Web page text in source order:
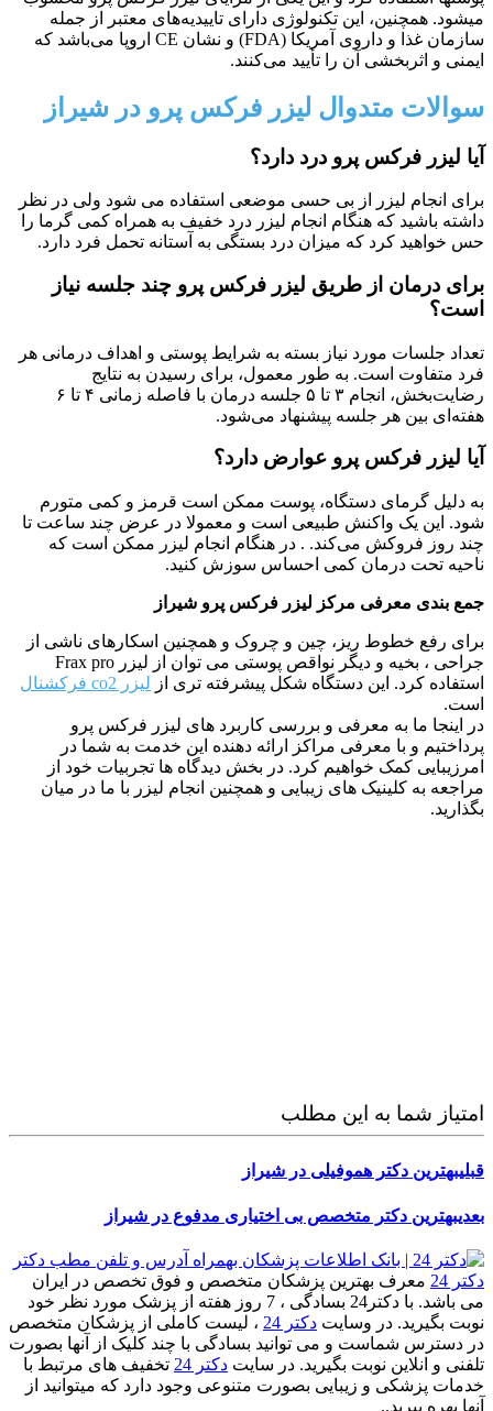
میشود. همچنین، این تکنولوژی دارای تاییدیه‌های معتبر از جمله
سازمان غذا و داروی آمریکا (FDA) و نشان CE اروپا می‌باشد که
ایمنی و اثربخشی آن را تأیید می‌کنند.
سوالات متدوال لیزر فرکس پرو در شیراز
آیا لیزر فرکس پرو درد دارد؟
برای انجام لیزر از بی حسی موضعی استفاده می شود ولی در نظر
داشته باشید که هنگام انجام لیزر درد خفیف به همراه کمی گرما را
حس خواهید کرد که میزان درد بستگی به آستانه تحمل فرد دارد.
برای درمان از طریق لیزر فرکس پرو چند جلسه نیاز
است؟
تعداد جلسات مورد نیاز بسته به شرایط پوستی و اهداف درمانی هر
فرد متفاوت است. به طور معمول، برای رسیدن به نتایج
رضایت‌بخش، انجام ۳ تا ۵ جلسه درمان با فاصله زمانی ۴ تا ۶
هفته‌ای بین هر جلسه پیشنهاد می‌شود.
آیا لیزر فرکس پرو عوارض دارد؟
به دلیل گرمای دستگاه، پوست ممکن است قرمز و کمی متورم
شود. این یک واکنش طبیعی است و معمولا در عرض چند ساعت تا
چند روز فروکش می‌کند. . در هنگام انجام لیزر ممکن است که
ناحیه تحت درمان کمی احساس سوزش کنید.
جمع بندی معرفی مرکز لیزر فرکس پرو شیراز
برای رفع خطوط ریز، چین و چروک و همچنین اسکارهای ناشی از
جراحی ، بخیه و دیگر نواقص پوستی می توان از لیزر Frax pro
استفاده کرد. این دستگاه شکل پیشرفته تری از لیزر co2 فرکشنال
است.
در اینجا ما به معرفی و بررسی کاربرد های لیزر فرکس پرو
پرداختیم و با معرفی مراکز ارائه دهنده این خدمت به شما در
امرزیبایی کمک خواهیم کرد. در بخش دیدگاه ها تجربیات خود از
مراجعه به کلینیک های زیبایی و همچنین انجام لیزر با ما در میان
بگذارید.
امتیاز شما به این مطلب
قبلیبهترین دکتر هموفیلی در شیراز
بعدیبهترین دکتر متخصص بی اختیاری مدفوع در شیراز
دکتر 24
معرف بهترین پزشکان متخصص و فوق تخصص در ایران
می باشد. با دکتر24 بسادگی ، 7 روز هفته از پزشک مورد نظر خود
نوبت بگیرید. در وسایت دکتر 24
، لیست کاملی از پزشکان متخصص
در دسترس شماست و می توانید بسادگی با چند کلیک از آنها بصورت
تلفنی و انلاین نوبت بگیرید. در سایت دکتر 24
تخفیف های مرتبط با
خدمات پزشکی و زیبایی بصورت متنوعی وجود دارد که میتوانید از
آنها بهره ببرید..